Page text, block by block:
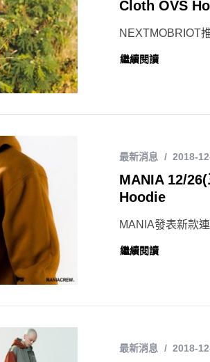
Cloth OVS
NEXTMOBRIOT
繼續閱讀
最新消息 2018-
MANIA 12/
Hoodie
MANIA發表新款
繼續閱讀
最新消息 2018-